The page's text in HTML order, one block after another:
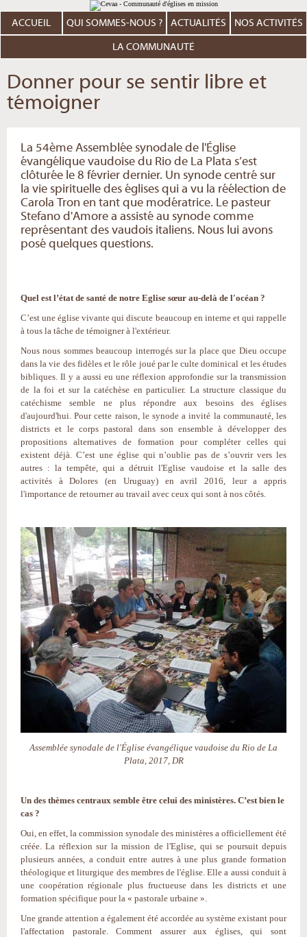
au
contenu.
Aller
personnels
ACCUEIL QUI SOMMES-NOUS ? ACTUALITÉS NOS ACTIVITÉS
LA COMMUNAUTÉ
Donner pour se sentir libre et
témoigner
La 54ème Assemblée synodale de l'Église
évangélique vaudoise du Rio de La Plata s’est
clôturée le 8 février dernier. Un synode centré sur
la vie spirituelle des églises qui a vu la réélection de
Carola Tron en tant que modératrice. Le pasteur
Stefano d'Amore a assisté au synode comme
représentant des vaudois italiens. Nous lui avons
posé quelques questions.
Quel est l’état de santé de notre Eglise sœur au-delà de l'océan ?
C’est une église vivante qui discute beaucoup en interne et qui rappelle
à tous la tâche de témoigner à l'extérieur.
Nous nous sommes beaucoup interrogés sur la place que Dieu occupe
dans la vie des fidèles et le rôle joué par le culte dominical et les études
bibliques. Il y a aussi eu une réflexion approfondie sur la transmission
de la foi et sur la catéchèse en particulier. La structure classique du
catéchisme semble ne plus répondre aux besoins des églises
d'aujourd'hui. Pour cette raison, le synode a invité la communauté, les
districts et le corps pastoral dans son ensemble à développer des
propositions alternatives de formation pour compléter celles qui
existent déjà. C’est une église qui n’oublie pas de s’ouvrir vers les
autres : la tempête, qui a détruit l'Eglise vaudoise et la salle des
activités à Dolores (en Uruguay) en avril 2016, leur a appris
l'importance de retourner au travail avec ceux qui sont à nos côtés.
Assemblée synodale de l'Église évangélique vaudoise du Rio de La
Plata, 2017, DR
Un des thèmes centraux semble être celui des ministères. C’est bien le
cas ?
Oui, en effet, la commission synodale des ministères a officiellement été
créée. La réflexion sur la mission de l'Eglise, qui se poursuit depuis
plusieurs années, a conduit entre autres à une plus grande formation
théologique et liturgique des membres de l'église. Elle a aussi conduit à
une coopération régionale plus fructueuse dans les districts et une
formation spécifique pour la « pastorale urbaine ».
Une grande attention a également été accordée au système existant pour
l'affectation pastorale. Comment assurer aux églises, qui sont